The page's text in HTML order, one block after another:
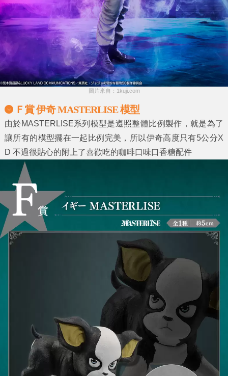
圖片來自：1kuji.com
Ｆ賞 伊奇 MASTERLISE 模型
由於MASTERLISE系列模型是遵照整體比例製作，就是為了
讓所有的模型擺在一起比例完美，所以伊奇高度只有5公分X
D 不過很貼心的附上了喜歡吃的咖啡口味口香糖配件